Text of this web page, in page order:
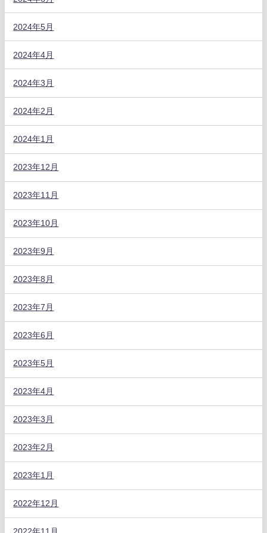
2024年5月
2024年4月
2024年3月
2024年2月
2024年1月
2023年12月
2023年11月
2023年10月
2023年9月
2023年8月
2023年7月
2023年6月
2023年5月
2023年4月
2023年3月
2023年2月
2023年1月
2022年12月